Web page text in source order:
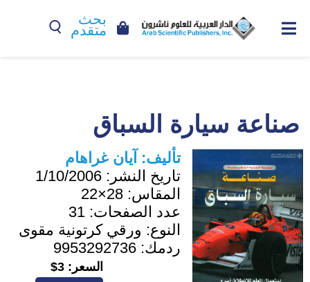
بحث
متقدم
صناعة سيارة السباق
تأليف: آيان غراهام
تاريخ النشر: 1/10/2006
المقاس: 28×22
عدد الصفحات: 31
النوع: ورقي كرتونية مقوى
ردمك: 9953292736
السعر: 3$